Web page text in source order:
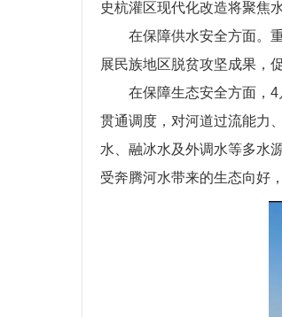
史杭灌区现代化改造将聚焦
在保障供水安全方面。
展民族地区脱贫攻坚成果，
在保障生态安全方面，
贯通调度，对河道过流能力
水、融冰水及外调水等多水
受奔腾河水带来的生态向好